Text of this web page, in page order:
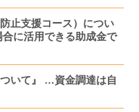
止支援コース）につい
に活用できる助成金で
いて』 …資金調達は自